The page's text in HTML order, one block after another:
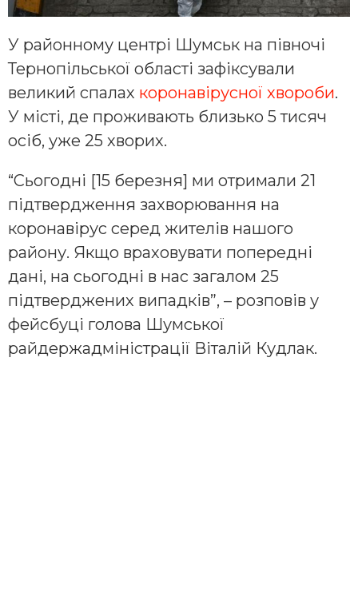
У районному центрі Шумськ на півночі
Тернопільської області зафіксували
великий спалах коронавірусної хвороби.
У місті, де проживають близько 5 тисяч
осіб, уже 25 хворих.
“Сьогодні [15 березня] ми отримали 21
підтвердження захворювання на
коронавірус серед жителів нашого
району. Якщо враховувати попередні
дані, на сьогодні в нас загалом 25
підтверджених випадків”, – розповів у
фейсбуці голова Шумської
райдержадміністрації Віталій Кудлак.